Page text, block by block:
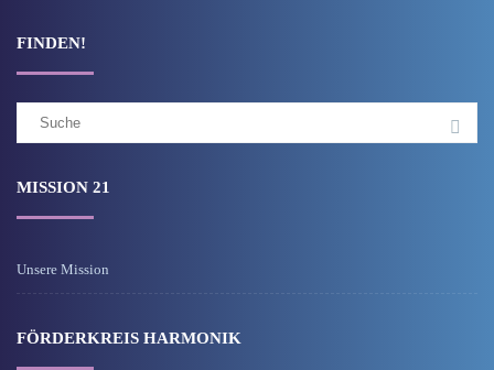
FINDEN!
Suchergebnis
MISSION 21
Unsere Mission
FÖRDERKREIS HARMONIK